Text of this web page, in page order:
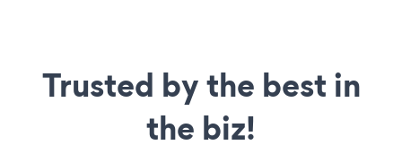
Trusted by the best in
the biz!